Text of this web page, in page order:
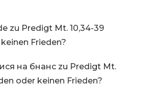
zu Predigt Mt. 10,34-39
Frieden?
на бнанс zu Predigt Mt.
oder keinen Frieden?